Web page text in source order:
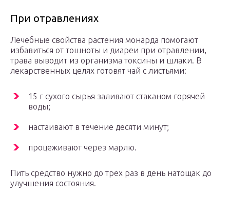
При отравлениях
Лечебные свойства растения монарда помогают
избавиться от тошноты и диареи при отравлении,
трава выводит из организма токсины и шлаки. В
лекарственных целях готовят чай с листьями:
15 г сухого сырья заливают стаканом горячей
воды;
настаивают в течение десяти минут;
процеживают через марлю.
Пить средство нужно до трех раз в день натощак до
улучшения состояния.